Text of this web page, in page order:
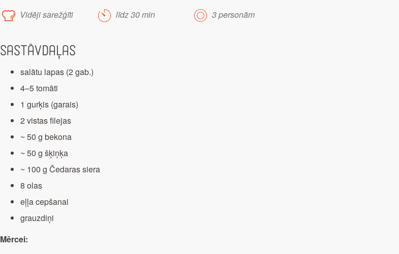
Vidēji sarežģīti līdz 30 min 3 personām
Sastāvdaļas
salātu lapas (2 gab.)
4–5 tomāti
1 gurķis (garais)
2 vistas filejas
~ 50 g bekona
~ 50 g šķiņķa
~ 100 g Čedaras siera
8 olas
eļļa cepšanai
grauzdiņi
Mērcei: